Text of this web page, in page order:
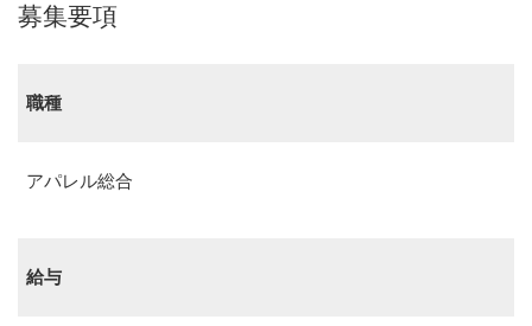
募集要項
職種
アパレル総合
給与